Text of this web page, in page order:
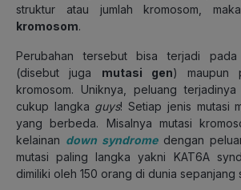
struktur atau jumlah kromosom,
kromosom.
Perubahan tersebut bisa terjadi
(disebut juga mutasi gen) maupun
kromosom. Uniknya, peluang
cukup langka guys! Setiap jenis mutasi
yang berbeda. Misalnya mutasi
kelainan down syndrome dengan
mutasi paling langka yakni KAT6A
dimiliki oleh 150 orang di dunia sepanjang